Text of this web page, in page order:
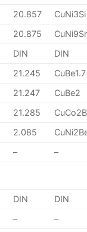
20.857
CuNi3Si
20.875
DIN
DIN
21.245
CuBe1.7
21.247
CuBe2
21.285
2.085
– –
DIN
DIN
–
–